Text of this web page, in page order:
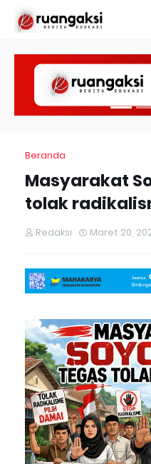
Beranda
Masyarakat
tolak
Redaksi Maret 20,